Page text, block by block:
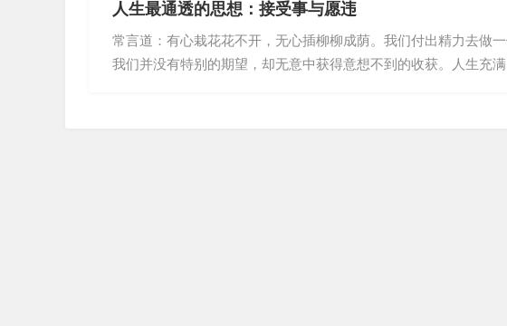
庭，为了亲人，拼命挣钱，为了碎银几两日
去、分离。在这整个的生命轨迹中，我们还
不得、放不下，等种种无奈与辛酸。得到了
人生最通透的思想：接受事与愿违
常言道：有心栽花花不开，无心插柳柳成荫。我们付出精力去做
我们并没有特别的期望，却无意中获得意想不到的收获。人生充